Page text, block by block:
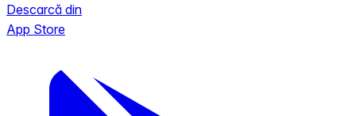
Descarcă din
App Store